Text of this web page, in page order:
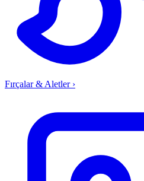
Fırçalar & Aletler ›